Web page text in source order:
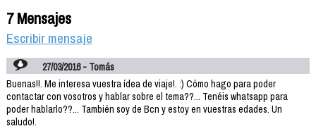
7 Mensajes
Escribir mensaje
27/03/2016 - Tomás
Buenas!!. Me interesa vuestra ídea de viaje!. :) Cómo hago para poder
contactar con vosotros y hablar sobre el tema??... Tenéis whatsapp para
poder hablarlo??... También soy de Bcn y estoy en vuestras edades. Un
saludo!.